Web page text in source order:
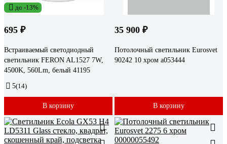
до -13%
695 ₽
Встраиваемый светодиодный
светильник FERON AL1527 7W,
4500K, 560Lm, белый 41195
5(14)
В корзину
35 900 ₽
Потолочный светильник Eurosvet
90242 10 хром a053444
В корзину